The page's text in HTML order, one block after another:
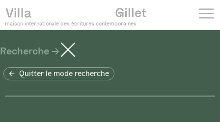
maison internationale des écritures contemporaines
Recherche
Quitter le mode recherche